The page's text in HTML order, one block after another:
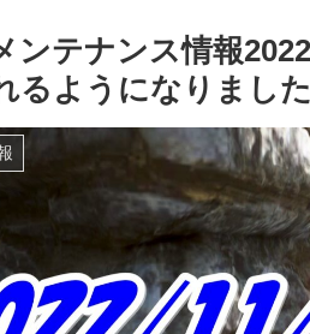
ンテナンス情報
るようになりまし